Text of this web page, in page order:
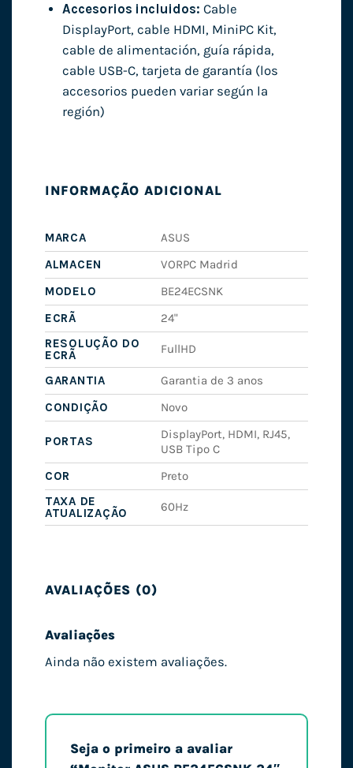
Accesorios incluidos: Cable
DisplayPort, cable HDMI, MiniPC Kit,
cable de alimentación, guía rápida,
cable USB-C, tarjeta de garantía (los
accesorios pueden variar según la
región)
INFORMAÇÃO ADICIONAL
MARCA
ASUS
ALMACEN
VORPC Madrid
MODELO
BE24ECSNK
ECRÃ
24"
RESOLUÇÃO DO
ECRÃ
FullHD
GARANTIA
Garantia de 3 anos
CONDIÇÃO
Novo
PORTAS
DisplayPort, HDMI, RJ45,
USB Tipo C
COR
Preto
TAXA DE
ATUALIZAÇÃO
60Hz
AVALIAÇÕES (0)
Avaliações
Ainda não existem avaliações.
Seja o primeiro a avaliar